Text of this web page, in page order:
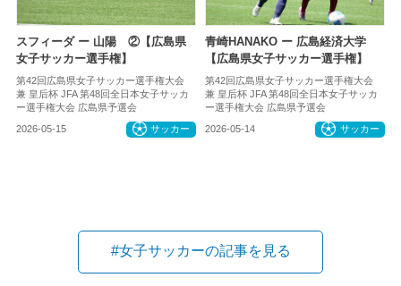
スフィーダ ー 山陽 ②【広島県
女子サッカー選手権】
第42回広島県女子サッカー選手権大会
兼 皇后杯 JFA 第48回全日本女子サッカ
ー選手権大会 広島県予選会
2026-05-15 サッカー
青崎HANAKO ー 広島経済大学
【広島県女子サッカー選手権】
第42回広島県女子サッカー選手権大会
兼 皇后杯 JFA 第48回全日本女子サッカ
ー選手権大会 広島県予選会
2026-05-14 サッカー
#女子サッカーの記事を見る